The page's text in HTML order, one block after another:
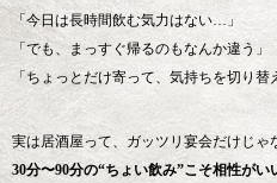
「今日は長時間飲む気力はない…」
「でも、まっすぐ帰るのもなんか違う」
「ちょっとだけ寄って、気持ちを切り替
実は居酒屋って、ガッツリ宴会だけじゃ
30分〜90分の“ちょい飲み”こそ相性がい